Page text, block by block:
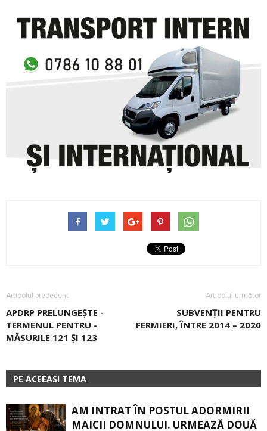
Articolul precedent
APDRP PRELUNGEȘTE ­
TERMENUL PENTRU ­
MĂSURILE 121 ȘI 123
Articolul următor
SUBVENŢII PENTRU
FERMIERI, ÎNTRE 2014 – 2020
PE ACEEASI TEMA
AM INTRAT ÎN POSTUL ADORMIRII
MAICII DOMNULUI. URMEAZĂ DOUĂ